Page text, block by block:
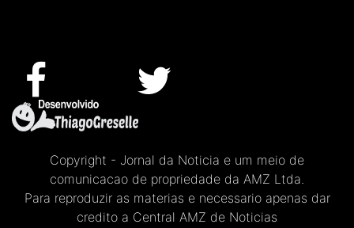
Copyright - Jornal da Noticia e um meio de
comunicacao de propriedade da AMZ Ltda.
Para reproduzir as materias e necessario apenas dar
credito a Central AMZ de Noticias